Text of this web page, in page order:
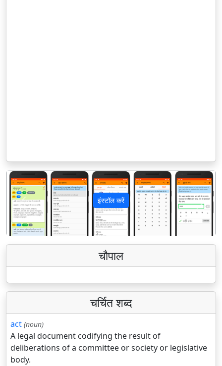
इंस्टॉल करें
पिछला अगला
चौपाल
चर्चित शब्द
act (noun)
A legal document codifying the result of
deliberations of a committee or society or legislative
body.